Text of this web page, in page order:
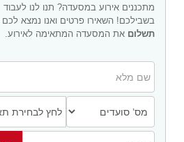
מתכננים אירוע במסעדה? תנו לנו לעבוד
בשבילכם! השאירו פרטים ואנו נמצא לכם
תשלום את המסעדה המתאימה לאירוע.